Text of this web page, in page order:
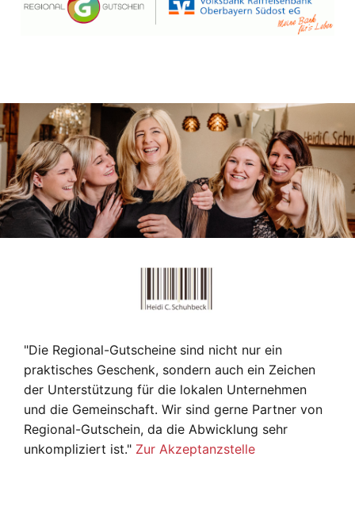
"Die Regional-Gutscheine sind nicht nur ein
praktisches Geschenk, sondern auch ein Zeichen
der Unterstützung für die lokalen Unternehmen
und die Gemeinschaft. Wir sind gerne Partner von
Regional-Gutschein, da die Abwicklung sehr
unkompliziert ist." Zur Akzeptanzstelle